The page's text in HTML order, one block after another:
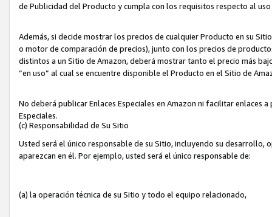
de Publicidad del Producto y cumpla con los requisitos respecto al uso
Además, si decide mostrar los precios de cualquier Producto en su
o motor de comparación de precios), junto con los precios de
distintos a un Sitio de Amazon, deberá mostrar tanto el precio más
“en uso” al cual se encuentre disponible el Producto en el Sitio de
No deberá publicar Enlaces Especiales en Amazon ni facilitar enlaces
Especiales.
(c) Responsabilidad de Su Sitio
Usted será el único responsable de su Sitio, incluyendo su
aparezcan en él. Por ejemplo, usted será el único responsable de:
(a) la operación técnica de su Sitio y todo el equipo relacionado,